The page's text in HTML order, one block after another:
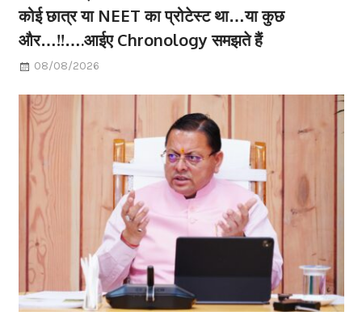
कोई छात्र या NEET का प्रोटेस्ट था…या कुछ
और…!!….आईए Chronology समझते हैं
08/08/2026